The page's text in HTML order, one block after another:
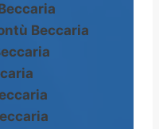
Beccaria